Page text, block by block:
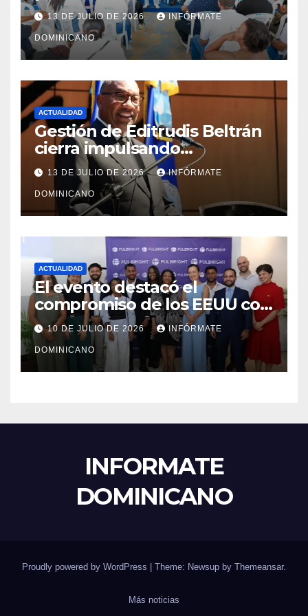
y fortalecimiento del PRM en
Monte Plata
13 DE JULIO DE 2026 INFÓRMATE
DOMINICANO
ACTUALIDAD
Gestión de Editrudis Beltrán
cierra impulsando
modernización, expansión y
transformación institucional
13 DE JULIO DE 2026 INFÓRMATE
DOMINICANO
ACTUALIDAD
El evento destacó el
compromiso de los EEUU con
el liderazgo, la innovación y la
excelencia académica por
más de ocho décadas.
10 DE JULIO DE 2026 INFÓRMATE
DOMINICANO
INFORMATE
DOMINICANO
Proudly powered by WordPress | Theme: Newsup by Themeansar.
Más noticias